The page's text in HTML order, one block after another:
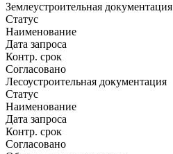
Землеустроительная документация
Статус
Наименование
Дата запроса
Контр. срок
Согласовано
Лесоустроительная документация
Статус
Наименование
Дата запроса
Контр. срок
Согласовано